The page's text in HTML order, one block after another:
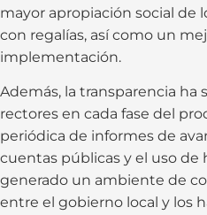
mayor apropiación social de
con regalías, así como un
implementación.
Además, la transparencia ha
rectores en cada fase del
periódica de informes de
cuentas públicas y el uso
generado un ambiente de
entre el gobierno local y los